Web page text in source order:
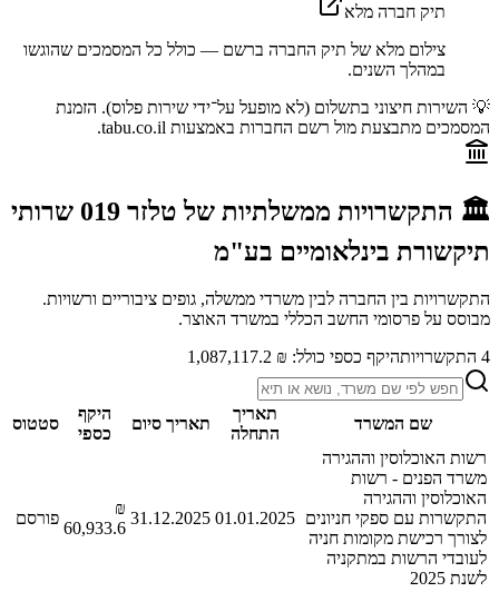
תיק חברה מלא
צילום מלא של תיק החברה ברשם — כולל כל המסמכים שהוגשו
במהלך השנים.
💡 השירות חיצוני בתשלום (לא מופעל על־ידי שירות פלוס). הזמנת
המסמכים מתבצעת מול רשם החברות באמצעות tabu.co.il.
🏛️ התקשרויות ממשלתיות של
טלזר 019 שרותי
תיקשורת בינלאומיים בע"מ
התקשרויות בין החברה לבין משרדי ממשלה, גופים ציבוריים ורשויות.
מבוסס על פרסומי החשב הכללי במשרד האוצר.
4 התקשרויותהיקף כספי כולל: ₪ 1,087,117.2
שם המשרד
תאריך
התחלה
תאריך סיום
היקף
כספי
סטטוס
רשות האוכלוסין וההגירה
משרד הפנים - רשות
האוכלוסין וההגירה
התקשרות עם ספקי חניונים
לצורך רכישת מקומות חניה
לעובדי הרשות במתקניה
לשנת 2025
01.01.2025
31.12.2025
₪
60,933.6
פורסם